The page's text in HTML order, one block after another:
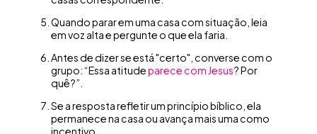
Quando parar em uma casa com situação, leia
em voz alta e pergunte o que ela faria.
Antes de dizer se está "certo", converse com o
grupo: “Essa atitudeparece com Jesus? Por
quê?”.
Se a resposta refletir um princípio bíblico, ela
permanece na casa ou avança mais uma como
incentivo.